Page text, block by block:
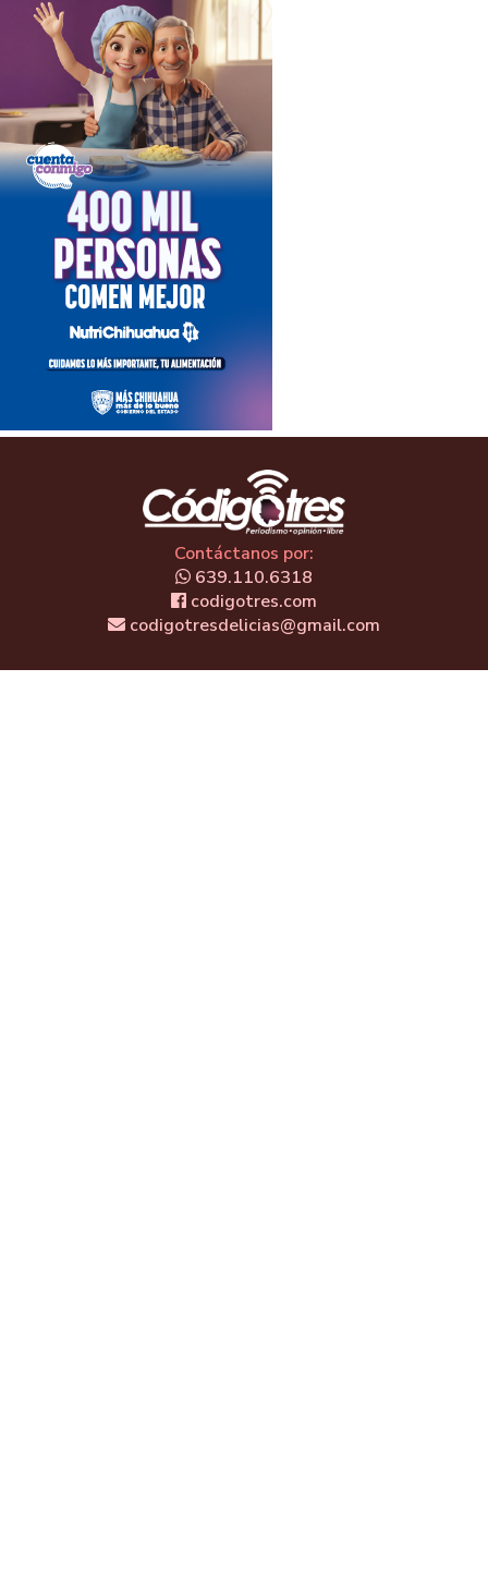
Contáctanos por:
639.110.6318
codigotres.com
codigotresdelicias@gmail.com